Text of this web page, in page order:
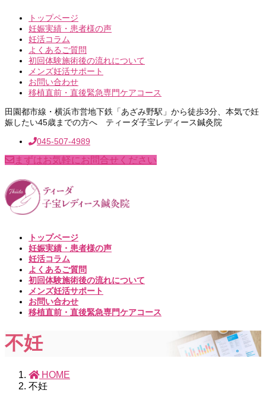
トップページ
妊娠実績・患者様の声
妊活コラム
よくあるご質問
初回体験施術後の流れについて
メンズ妊活サポート
お問い合わせ
移植直前・直後緊急専門ケアコース
田園都市線・横浜市営地下鉄「あざみ野駅」から徒歩3分、本気で妊
娠したい45歳までの方へ ティーダ子宝レディース鍼灸院
045-507-4989
まずはお気軽にお問合せください
トップページ
妊娠実績・患者様の声
妊活コラム
よくあるご質問
初回体験施術後の流れについて
メンズ妊活サポート
お問い合わせ
移植直前・直後緊急専門ケアコース
不妊
HOME
不妊